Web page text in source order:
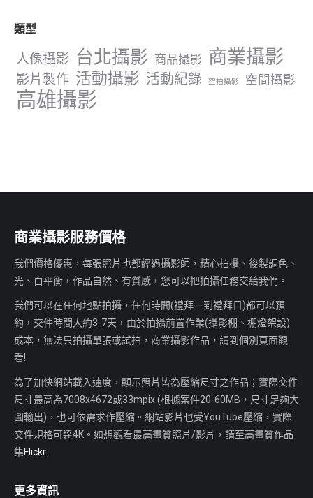
new
window
類型
人像攝影 台北攝影 商品攝影 商業攝影
影片製作 活動攝影 活動紀錄 空拍攝影 空間攝影
高雄攝影
商業攝影服務價格
我們價格優惠，每張照片也都經過攝影師，精心拍攝、後製調色、
光、白平衡，作品自然、有質感，您可以把拍攝任務交給我們。
我們可以在任何地點拍攝，任何時間(禮拜一到禮拜日)都可以預
約，交件時間大約3-7天，由於拍攝前置作業(攝影棚、棚燈架設)
成本，無法只拍攝單張或試拍，商業攝影作品，請到個別頁面觀
看!
為了加快網站載入速度，顯示照片皆為壓縮尺寸之作品；實際交件
尺寸最高為7008x4672或33mpix (根據案件20-60MB，尺寸足夠大
圖輸出)，也可依需求作壓縮。網站影片也受YouTube壓縮，實際
交件規格可達4K。如想觀看最高畫質照片/影片，請至高畫質作品
集Flickr.
更多資訊